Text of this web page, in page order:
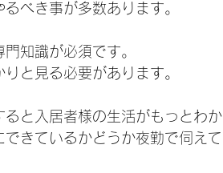
べき事が多数あります。
知識が必須です。
と見る必要があります。
と入居者様の生活がもっとわか
きているかどうか夜勤で伺えて